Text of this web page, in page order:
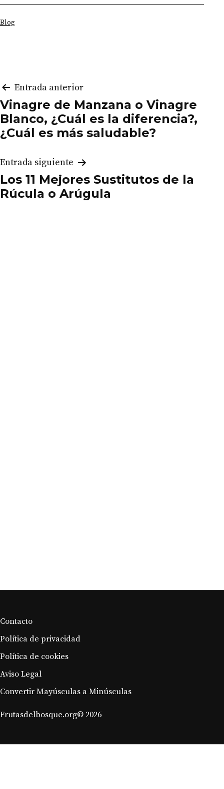
Categorizado
Blog
Navegación
de
entradas
Entrada anterior
Vinagre de Manzana o Vinagre
Blanco, ¿Cuál es la diferencia?,
¿Cuál es más saludable?
Entrada siguiente
Los 11 Mejores Sustitutos de la
Rúcula o Arúgula
Frutasdelbosque.org© 2026
Contacto
Política de privacidad
Política de cookies
Aviso Legal
Convertir Mayúsculas a Minúsculas